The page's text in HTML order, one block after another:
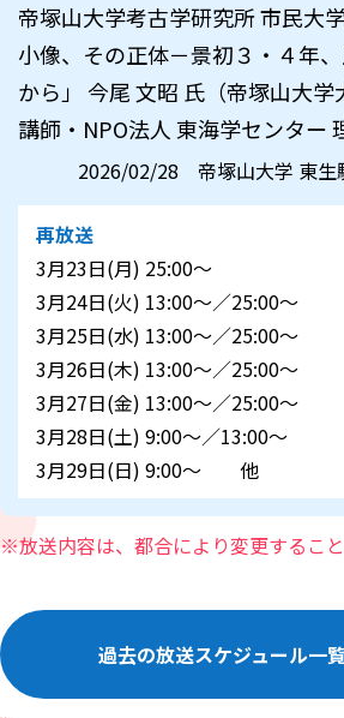
帝塚山大学考古学研究所 市民大
小像、その正体－景初３・４年
から」 今尾 文昭 氏（帝塚山大学
講師・NPO法人 東海学センター
2026/02/28 帝塚山大学 東生
再放送
3月23日(月) 25:00～
3月24日(火) 13:00～／25:00～
3月25日(水) 13:00～／25:00～
3月26日(木) 13:00～／25:00～
3月27日(金) 13:00～／25:00～
3月28日(土) 9:00～／13:00～
3月29日(日) 9:00～ 他
※放送内容は、都合により変更すること
過去の放送スケジュール一